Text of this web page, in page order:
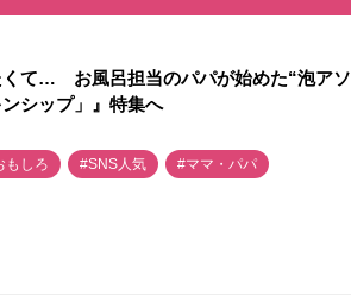
くて… お風呂担当のパパが始めた“泡ア
シップ」』特集へ
もしろ #SNS人気 #ママ・パパ